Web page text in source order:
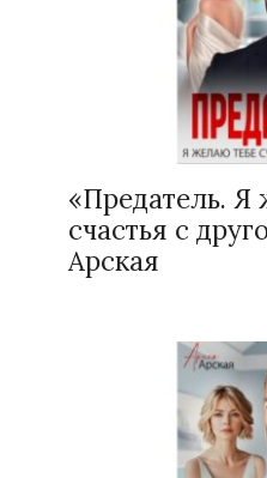
«Предатель. Я
счастья с
Арская